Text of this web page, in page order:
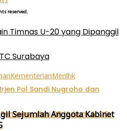
Timnas U-20 yang Dipanggil
Surabaya
reserved.
baru)
KementerianMenlhk
Sejumlah Anggota Kabinet